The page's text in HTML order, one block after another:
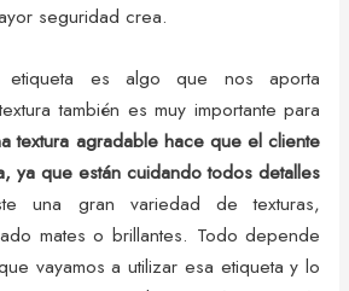
seguridad crea.
es algo que nos aporta
también es muy importante para
textura agradable hace que el cliente
ya que están cuidando todos detalles
una gran variedad de texturas,
mates o brillantes. Todo depende
vayamos a utilizar esa etiqueta y lo